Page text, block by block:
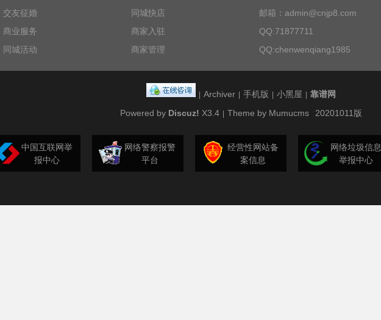
交友征婚
商业服务
同城活动
同城快店
商家入驻
商家管理
邮箱：admin@cnjp8.com
QQ:71877711
QQ:chenwenqiang1985
Archiver 手机版 小黑屋
靠谱网
Powered by Discuz! X3.4 Theme by Mumucms 20201011版
中国互联网举
报中心
网络警察报警
平台
经营性网站备
案信息
网络垃圾信息
举报中心